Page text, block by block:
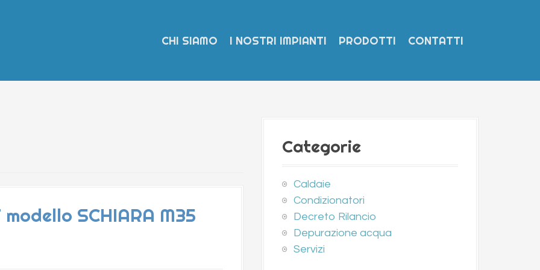
CHI SIAMO I NOSTRI IMPIANTI PRODOTTI CONTATTI
SCHIARA M35
Categorie
Caldaie
Condizionatori
Decreto Rilancio
Depurazione acqua
Servizi